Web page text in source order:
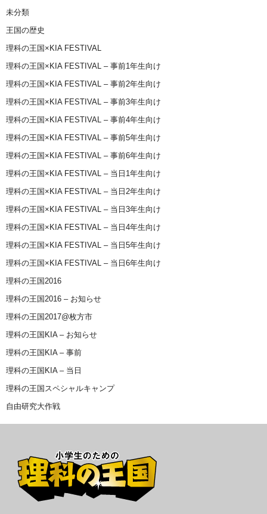
未分類
王国の歴史
理科の王国×KIA FESTIVAL
理科の王国×KIA FESTIVAL – 事前1年生向け
理科の王国×KIA FESTIVAL – 事前2年生向け
理科の王国×KIA FESTIVAL – 事前3年生向け
理科の王国×KIA FESTIVAL – 事前4年生向け
理科の王国×KIA FESTIVAL – 事前5年生向け
理科の王国×KIA FESTIVAL – 事前6年生向け
理科の王国×KIA FESTIVAL – 当日1年生向け
理科の王国×KIA FESTIVAL – 当日2年生向け
理科の王国×KIA FESTIVAL – 当日3年生向け
理科の王国×KIA FESTIVAL – 当日4年生向け
理科の王国×KIA FESTIVAL – 当日5年生向け
理科の王国×KIA FESTIVAL – 当日6年生向け
理科の王国2016
理科の王国2016 – お知らせ
理科の王国2017@枚方市
理科の王国KIA – お知らせ
理科の王国KIA – 事前
理科の王国KIA – 当日
理科の王国スペシャルキャンプ
自由研究大作戦